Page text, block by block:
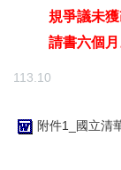
規爭議未獲
請書六個月
113.10
附件1_國立清